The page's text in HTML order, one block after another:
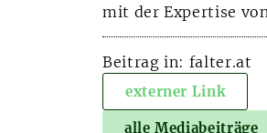
mit der Expertise
Beitrag in: falter.at
externer Link
alle Mediabeiträge